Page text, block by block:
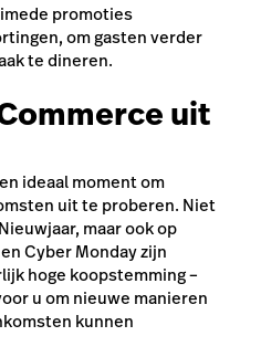
promoties
om gasten verder
te dineren.
uit
ideaal moment om
uit te proberen. Niet
maar ook op
Cyber Monday zijn
hoge koopstemming –
u om nieuwe manieren
kunnen